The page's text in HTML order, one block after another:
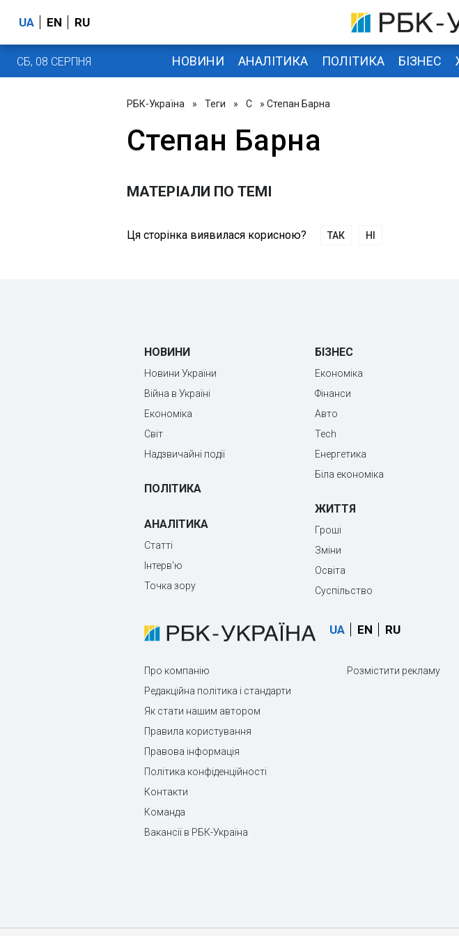
UA EN RU
СБ, 08 СЕРПНЯ НОВИНИ АНАЛІТИКА ПОЛІТИКА БІЗНЕС
РБК-Україна » Теги » С » Степан Барна
Степан Барна
МАТЕРІАЛИ ПО ТЕМІ
Ця сторінка виявилася корисною? ТАК НІ
НОВИНИ
Новини України
Війна в Україні
Економіка
Світ
Надзвичайні події
ПОЛІТИКА
АНАЛІТИКА
Статті
Інтерв'ю
Точка зору
БІЗНЕС
Економіка
Фінанси
Авто
Tech
Енергетика
Біла економіка
ЖИТТЯ
Гроші
Зміни
Освіта
Суспільство
UA EN RU
Про компанію
Редакційна політика і стандарти
Як стати нашим автором
Правила користування
Правова інформація
Політика конфіденційності
Контакти
Команда
Вакансії в РБК-Україна
Розмістити рекламу